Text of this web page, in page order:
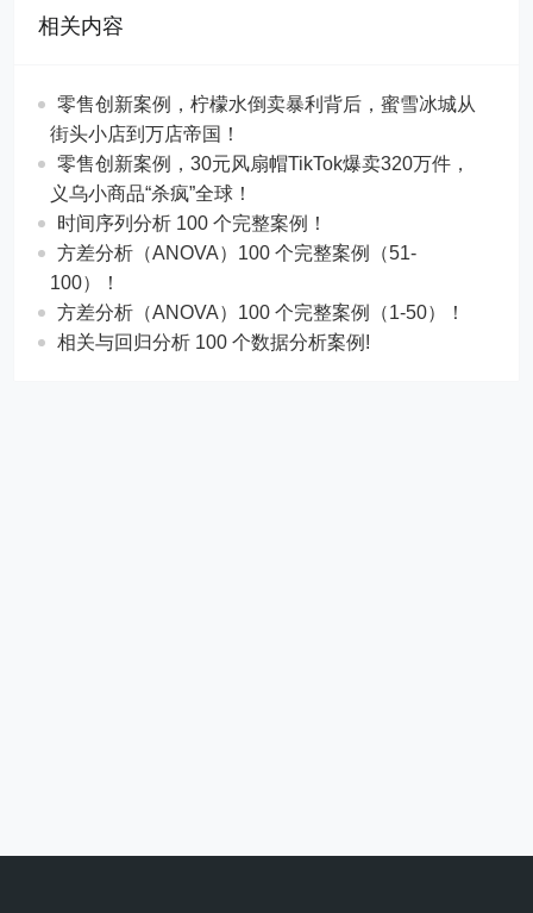
相关内容
零售创新案例，柠檬水倒卖暴利背后，蜜雪冰城从
街头小店到万店帝国！
​​零售创新案例，30元风扇帽TikTok爆卖320万件，
义乌小商品“杀疯”全球！
时间序列分析 100 个完整案例！
方差分析（ANOVA）100 个完整案例（51-
100）！
方差分析（ANOVA）100 个完整案例（1-50）！
相关与回归分析 100 个数据分析案例!